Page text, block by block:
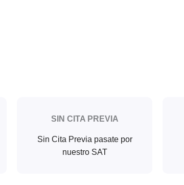
SIN CITA PREVIA
Sin Cita Previa pasate por
nuestro SAT